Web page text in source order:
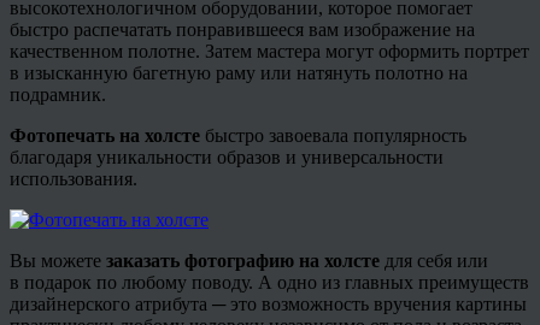
высокотехнологичном оборудовании, которое помогает
быстро распечатать понравившееся вам изображение на
качественном полотне. Затем мастера могут оформить портрет
в изысканную багетную раму или натянуть полотно на
подрамник.
Фотопечать на холсте быстро завоевала популярность
благодаря уникальности образов и универсальности
использования.
Вы можете заказать фотографию на холсте для себя или
в подарок по любому поводу. А одно из главных преимуществ
дизайнерского атрибута ─ это возможность вручения картины